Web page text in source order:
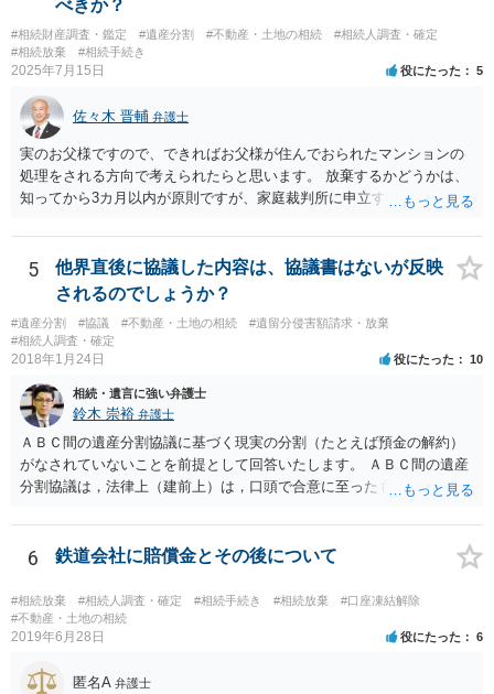
べきか？
#相続財産調査・鑑定 #遺産分割 #不動産・土地の相続
#相続人調査・確定
#相続放棄
#相続手続き
2025年7月15日 役にたった 5
佐々木 晋輔 弁護士
実のお父様ですので、できればお父様が住んでおられたマンションの
処理をされる方向で考えられたらと思います。 放棄するかどうかは、
知ってから3カ月以内が原則ですが、家庭裁判所に申立すれば3カ月の
放棄するかどうか決めることができます。 銀行やサラ金が数年も放置
することはありませんので、数年後に借金が発見される可能性はほぼ
ありません。 なお、私が扱った相続放棄を検討していた案件で、期間
伸長して調査したところ、サラ金に対する過払金など相当な財産が見
つかったため相続したという事例がありました。
5
他界直後に協議した内容は、協議書はないが反映
されるのでしょうか？
#遺産分割 #協議 #不動産・土地の相続
#遺留分侵害額請求・放棄
#相続人調査・確定
2018年1月24日 役にたった 10
相続・遺言に強い弁護士
鈴木 崇裕 弁護士
ＡＢＣ間の遺産分割協議に基づく現実の分割（たとえば預金の解約）
がなされていないことを前提として回答いたします。 ＡＢＣ間の遺産
分割協議は，法律上（建前上）は，口頭で合意に至ったものであって
ん。 また，不動産の名義を移転するためには，遺産分割協議書への署
名捺印を得る必要があります。 したがって，残念ながら，「ＡＢＣ間
の遺産分割協議が有効に成立している」という前提に基づく主張は困
難と思われます。 「ＡＢＣ間の遺産分割協議は未了のまま，ＡとＢが
死亡し，二次相続が発生した」という前提に基づいて協議を進める必
要があります。 もちろん，Ｃの立場としては，ＡＢＣ間の遺産分割協
人は応じない姿勢を示していることから，実現は困難だと思います。
6 鉄道会社に賠償金とその後について
#相続放棄 #相続人調査・確定 #相続手続き #相続放棄
#口座凍結解除
#不動産・土地の相続
2019年6月28日 役にたった 6
匿名A 弁護士